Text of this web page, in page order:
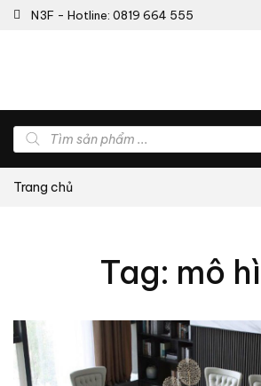
N3F - Hotline: 0819 664 555
Tìm
kiếm
sản
phẩm
Trang chủ
Tag: mô